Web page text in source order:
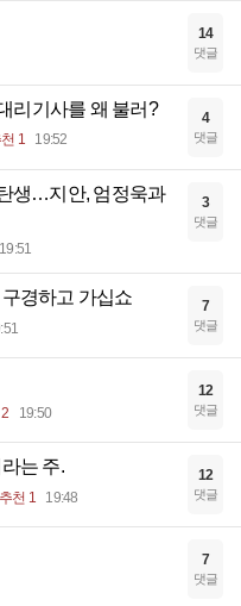
14
댓글
리기사를 왜 불러?
1 19:52
4
댓글
생…지안, 엄정욱과
19:51
3
댓글
경하고 가십쇼 7
댓글
19:50
12
댓글
는 주.
추천 1 19:48
12
댓글
7
댓글